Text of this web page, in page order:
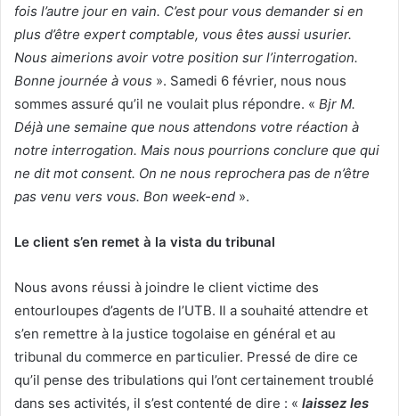
fois l’autre jour en vain. C’est pour vous demander si en
plus d’être expert comptable, vous êtes aussi usurier.
Nous aimerions avoir votre position sur l’interrogation.
Bonne journée à vous ». Samedi 6 février, nous nous
sommes assuré qu’il ne voulait plus répondre. « Bjr M.
Déjà une semaine que nous attendons votre réaction à
notre interrogation. Mais nous pourrions conclure que qui
ne dit mot consent. On ne nous reprochera pas de n’être
pas venu vers vous. Bon week-end ».
Le client s’en remet à la vista du tribunal
Nous avons réussi à joindre le client victime des
entourloupes d’agents de l’UTB. Il a souhaité attendre et
s’en remettre à la justice togolaise en général et au
tribunal du commerce en particulier. Pressé de dire ce
qu’il pense des tribulations qui l’ont certainement troublé
dans ses activités, il s’est contenté de dire : « laissez les